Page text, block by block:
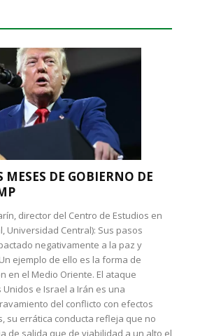
MESES DE GOBIERNO DE
director del Centro de Estudios en
Universidad Central): Sus pasos
negativamente a la paz y
ejemplo de ello es la forma de
en el Medio Oriente. El ataque
e Israel a Irán es una
del conflicto con efectos
su errática conducta refleja que no
de salida que de viabilidad a un alto el